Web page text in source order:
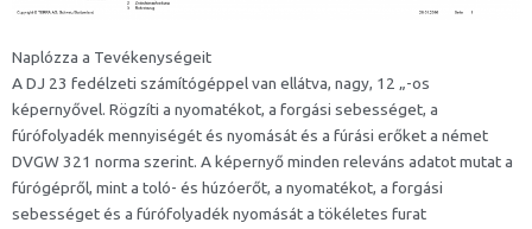
Naplózza a Tevékenységeit
A DJ 23 fedélzeti számítógéppel van ellátva, nagy, 12 „-os
képernyővel. Rögzíti a nyomatékot, a forgási sebességet, a
fúrófolyadék mennyiségét és nyomását és a fúrási erőket a német
DVGW 321 norma szerint. A képernyő minden releváns adatot mutat a
fúrógépről, mint a toló- és húzóerőt, a nyomatékot, a forgási
sebességet és a fúrófolyadék nyomását a tökéletes furat